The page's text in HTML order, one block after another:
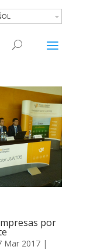
por
Mar 2017 |